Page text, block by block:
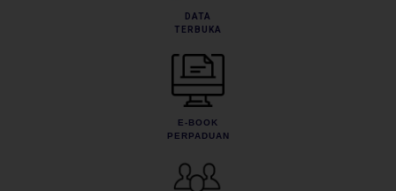
DATA
TERBUKA
E-BOOK
PERPADUAN